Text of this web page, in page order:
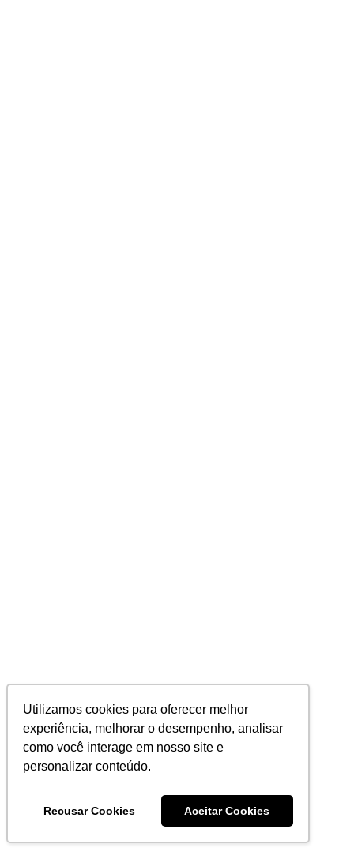
Utilizamos cookies para oferecer melhor
experiência, melhorar o desempenho, analisar
como você interage em nosso site e
personalizar conteúdo.
Recusar Cookies Aceitar Cookies